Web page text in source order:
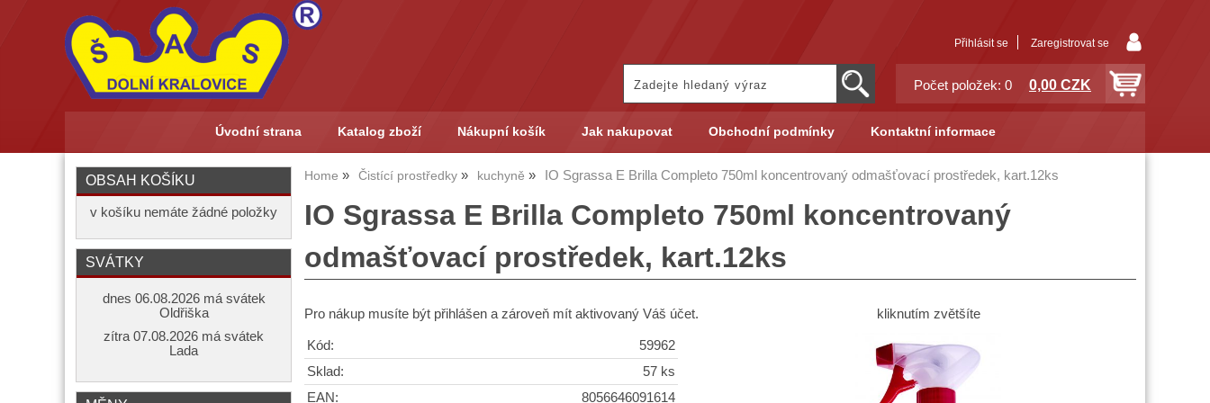
Přihlásit se Zaregistrovat se
Počet položek: 0 0,00 CZK
Úvodní strana Katalog zboží Nákupní košík Jak nakupovat Obchodní podmínky Kontaktní informace
Home Čistící prostředky kuchyně IO Sgrassa E Brilla Completo 750ml koncentrovaný odmašťovací prostředek, kart.12ks
IO Sgrassa E Brilla Completo 750ml koncentrovaný
odmašťovací prostředek, kart.12ks
kliknutím zvětšíte
Pro nákup musíte být přihlášen a zároveň mít aktivovaný Váš účet.
Kód:
59962
Sklad:
57 ks
EAN:
8056646091614
OBSAH KOŠÍKU
v košíku nemáte žádné položky
SVÁTKY
dnes 06.08.2026 má svátek
Oldřiška
zítra 07.08.2026 má svátek
Lada